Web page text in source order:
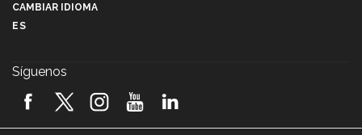
2026! (video)
CAMBIAR IDIOMA
ES
Síguenos